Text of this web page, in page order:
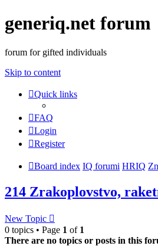
generiq.net forum
forum for gifted individuals
Skip to content
Quick links
FAQ
Login
Register
Board index IQ forumi HRIQ
214 Zrakoplovstvo,
New Topic
0 topics • Page 1 of 1
There are no topics or posts in this